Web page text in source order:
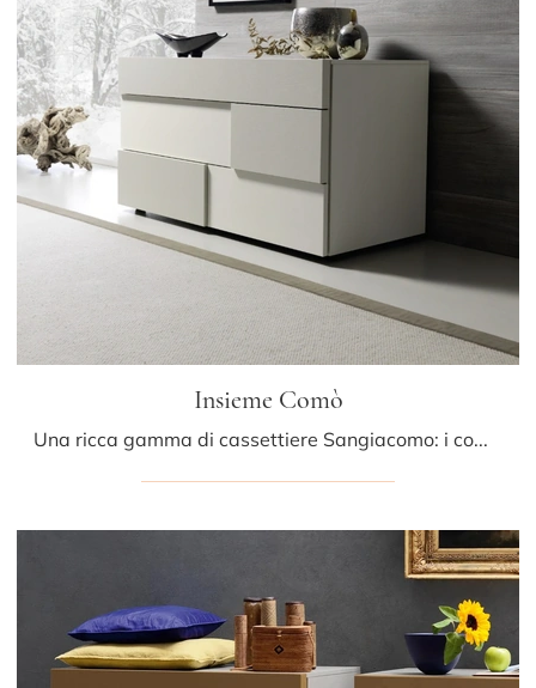
Insieme Comò
Una ricca gamma di cassettiere Sangiacomo: i comodini moderni in laccato opaco, come Insieme Comò, sono tra le soluzioni più belle.